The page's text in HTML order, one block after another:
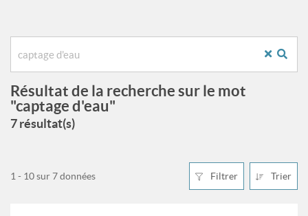
Résultat de la recherche sur le mot
"captage d'eau"
7 résultat(s)
Filtrer Trier
1 - 10 sur 7 données